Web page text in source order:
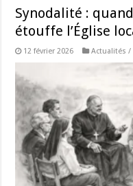
Synodalité :
étouffe l’Église
12 février 2026 Actualités /